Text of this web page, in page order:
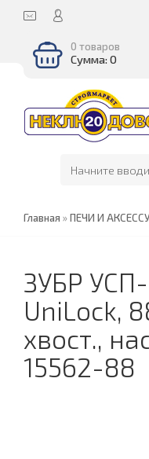
0 товаров
Сумма: 0
Главная »ПЕЧИ И
ЗУБР
UniLock,
хвост.,
15562-88